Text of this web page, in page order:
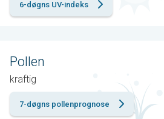
6-døgns UV-indeks
Pollen
kraftig
7-døgns pollenprognose